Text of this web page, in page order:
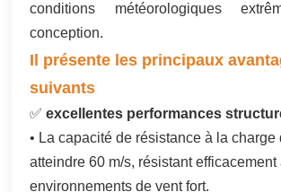
conditions météorologiques
conception.
Il présente les principaux
suivants
✅excellentes performances
• La capacité de résistance à la charge
atteindre 60 m/s, résistant efficacement
environnements de vent fort.